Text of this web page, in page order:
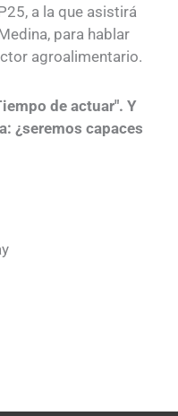
a la que asistirá
para hablar
agroalimentario.
de actuar". Y
¿seremos capaces